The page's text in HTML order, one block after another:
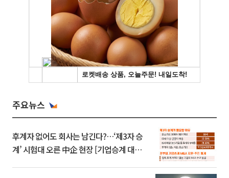
주요뉴스
후계자 없어도 회사는 남긴다?…‘제3자 승
계’ 시험대 오른 中企 현장 [기업승계 대전